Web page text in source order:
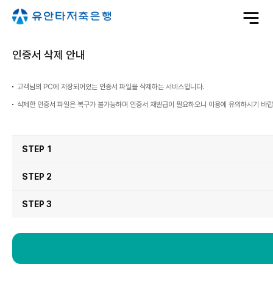
전
체
인증서 삭제 안내
고객님의 PC에 저장되어있는 인증서 파일을 삭제하는 서비스입니다.
삭제한 인증서 파일은 복구가 불가능하며 인증서 재발급이 필요하오니 이용에 유의하시기 바
STEP 1
STEP 2
STEP 3